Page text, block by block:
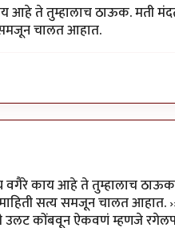
आहे ते तुम्हालाच ठाऊक. मती
समजून चालत आहात.
वगैरे काय आहे ते तुम्हालाच
सत्य समजून चालत आहात.
उलट कोंबवून ऐकवणं म्हणजे